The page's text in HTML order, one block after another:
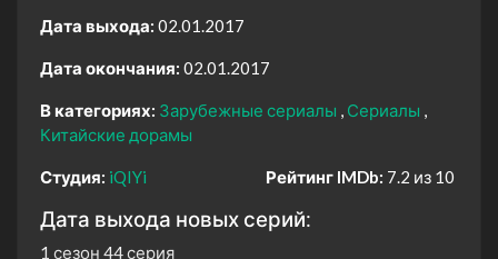
Дата выхода: 02.01.2017
Дата окончания: 02.01.2017
В категориях: Зарубежные сериалы
Сериалы
Китайские дорамы
Студия: iQIYi Рейтинг IMDb: 7.2 из 10
Дата выхода новых серий:
1 сезон 44 серия